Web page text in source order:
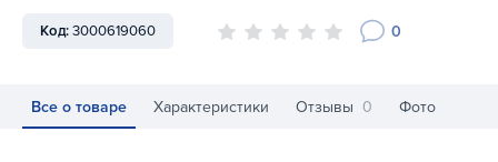
Код:3000619060 0
Все о товаре Характеристики Отзывы 0 Фото